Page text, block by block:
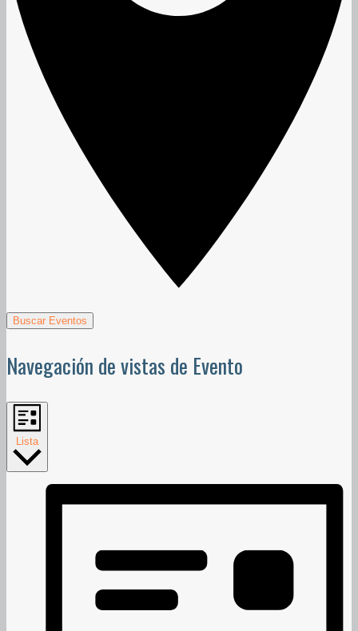
Buscar Eventos
Navegación de vistas de Evento
Lista